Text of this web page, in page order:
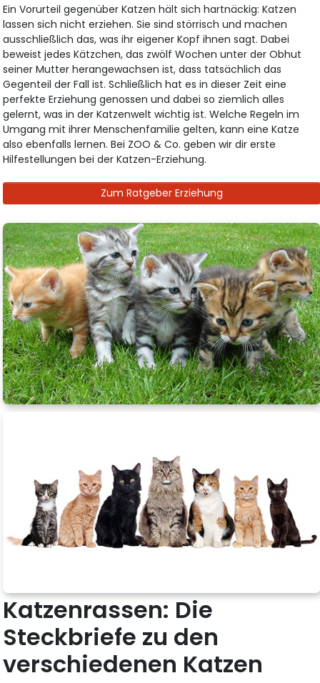
Ein Vorurteil gegenüber Katzen hält sich hartnäckig: Katzen
lassen sich nicht erziehen. Sie sind störrisch und machen
ausschließlich das, was ihr eigener Kopf ihnen sagt. Dabei
beweist jedes Kätzchen, das zwölf Wochen unter der Obhut
seiner Mutter herangewachsen ist, dass tatsächlich das
Gegenteil der Fall ist. Schließlich hat es in dieser Zeit eine
perfekte Erziehung genossen und dabei so ziemlich alles
gelernt, was in der Katzenwelt wichtig ist. Welche Regeln im
Umgang mit ihrer Menschenfamilie gelten, kann eine Katze
also ebenfalls lernen. Bei ZOO & Co. geben wir dir erste
Hilfestellungen bei der Katzen-Erziehung.
Zum Ratgeber Erziehung
Katzenrassen: Die
Steckbriefe zu den
verschiedenen Katzen